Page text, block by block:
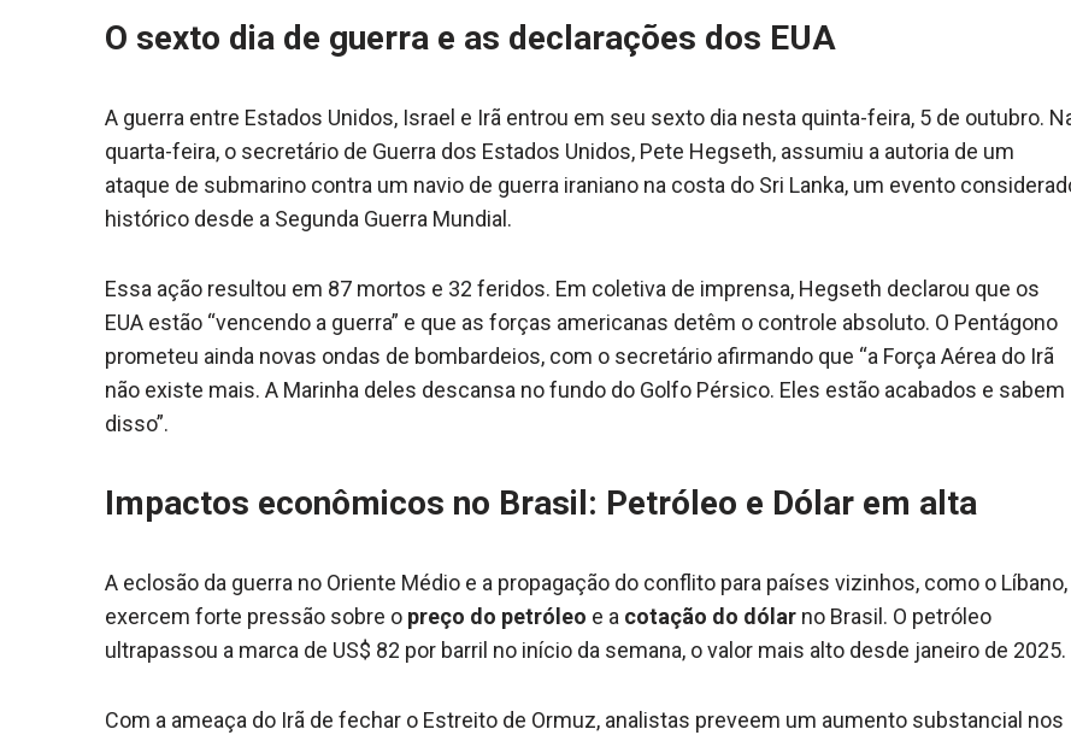
O sexto dia de guerra e as declarações dos EUA
A guerra entre Estados Unidos, Israel e Irã entrou em seu sexto dia nesta quinta-feira, 5 de outubro.
quarta-feira, o secretário de Guerra dos Estados Unidos, Pete Hegseth, assumiu a autoria de um
ataque de submarino contra um navio de guerra iraniano na costa do Sri Lanka, um evento
histórico desde a Segunda Guerra Mundial.
Essa ação resultou em 87 mortos e 32 feridos. Em coletiva de imprensa, Hegseth declarou que os
EUA estão “vencendo a guerra” e que as forças americanas detêm o controle absoluto. O Pentágono
prometeu ainda novas ondas de bombardeios, com o secretário afirmando que “a Força Aérea do Irã
não existe mais. A Marinha deles descansa no fundo do Golfo Pérsico. Eles estão acabados e sabem
disso”.
Impactos econômicos no Brasil: Petróleo e Dólar em alta
A eclosão da guerra no Oriente Médio e a propagação do conflito para países vizinhos, como o Líbano,
exercem forte pressão sobre o preço do petróleo e a cotação do dólar no Brasil. O petróleo
ultrapassou a marca de US$ 82 por barril no início da semana, o valor mais alto desde janeiro de 2025.
Com a ameaça do Irã de fechar o Estreito de Ormuz, analistas preveem um aumento substancial nos